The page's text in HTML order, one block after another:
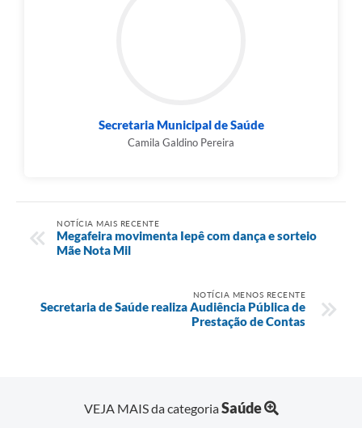
Secretaria Municipal de Saúde
Camila Galdino Pereira
NOTÍCIA MAIS RECENTE
Megafeira movimenta Iepê com dança e sorteio
Mãe Nota Mil
NOTÍCIA MENOS RECENTE
Secretaria de Saúde realiza Audiência Pública de
Prestação de Contas
VEJA MAIS da categoriaSaúde